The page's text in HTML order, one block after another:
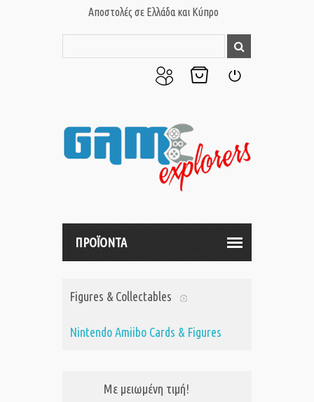
Αποστολές σε Ελλάδα και Κύπρο
μου
ΠΡΟΪΟΝΤΑ
Figures & Collectables
Nintendo Amiibo Cards & Figures
Με μειωμένη τιμή!